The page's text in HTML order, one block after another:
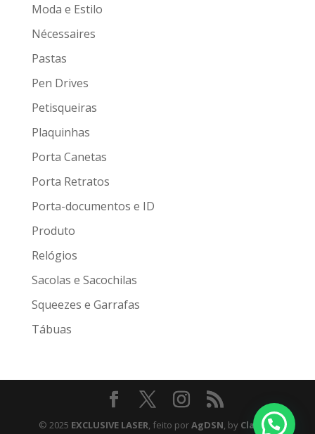
Moda e Estilo
Nécessaires
Pastas
Pen Drives
Petisqueiras
Plaquinhas
Porta Canetas
Porta Retratos
Porta-documentos e ID
Produto
Relógios
Sacolas e Sacochilas
Squeezes e Garrafas
Tábuas
© 2025 EXCLUSIVE LASER, feito porAgDSN, by Claudio